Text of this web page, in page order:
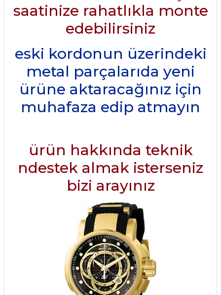
saatinize rahatlıkla monte
edebilirsiniz
eski kordonun üzerindeki
metal parçalarıda yeni
ürüne aktaracağınız için
muhafaza edip atmayın
ürün hakkında teknik
ndestek almak isterseniz
bizi arayınız